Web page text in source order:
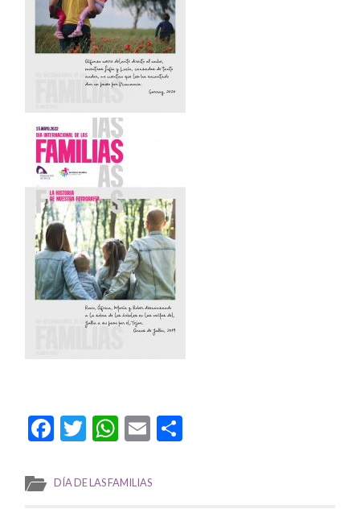
Facebook
Twitter
WhatsApp
Email
DÍA DE LAS FAMILIAS